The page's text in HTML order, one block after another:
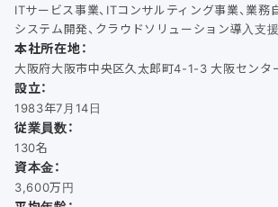
ITサービス事業、ITコンサルティング事業、業務
システム開発、クラウドソリューション導入支援
本社所在地：
大阪府大阪市中央区久太郎町4-1-3 大阪センタ
設立：
1983年7月14日
従業員数：
130名
資本金：
3,600万円